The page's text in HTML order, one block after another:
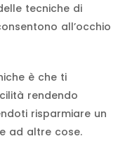
tecniche di
all’occhio
è che ti
rendendo
risparmiare un
ad altre cose.